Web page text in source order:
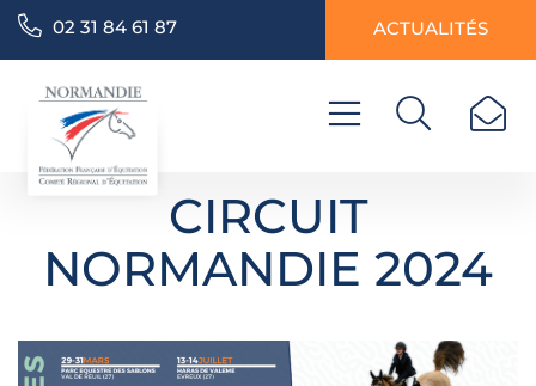
02 31 84 61 87 ACTUALITÉS
CIRCUIT
NORMANDIE 2024